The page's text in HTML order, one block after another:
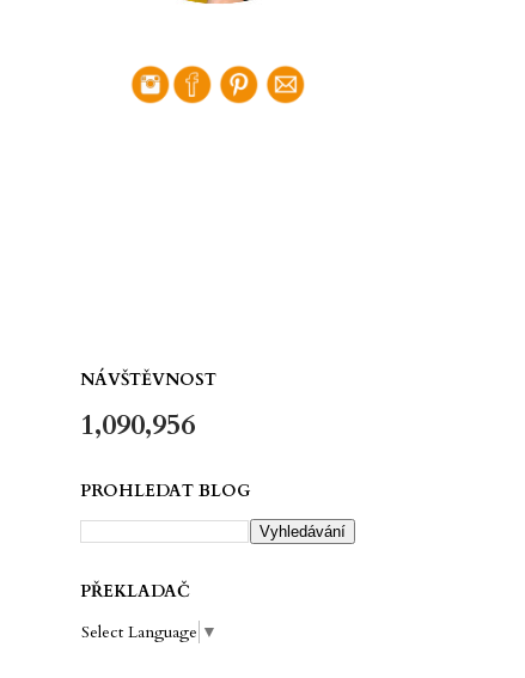
NÁVŠTĚVNOST
1,090,956
PROHLEDAT BLOG
PŘEKLADAČ
Select Language ▼